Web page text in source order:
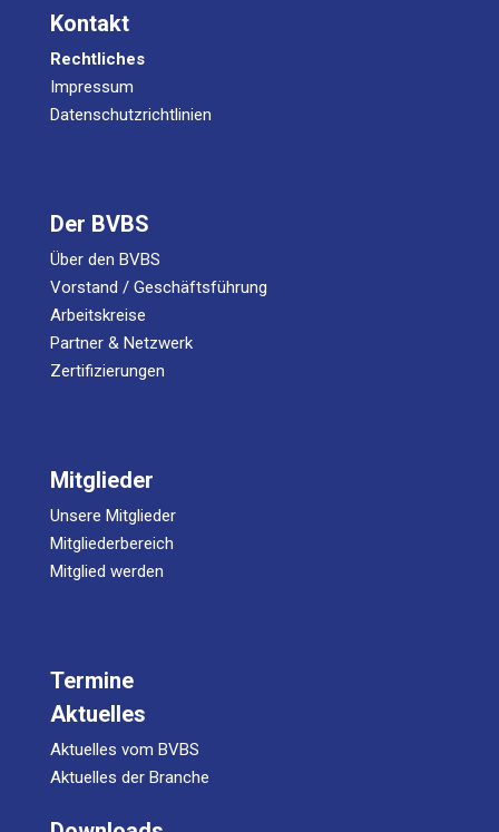
Kontakt
Rechtliches
Impressum
Datenschutzrichtlinien
Der BVBS
Über den BVBS
Vorstand / Geschäftsführung
Arbeitskreise
Partner & Netzwerk
Zertifizierungen
Mitglieder
Unsere Mitglieder
Mitgliederbereich
Mitglied werden
Termine
Aktuelles
Aktuelles vom BVBS
Aktuelles der Branche